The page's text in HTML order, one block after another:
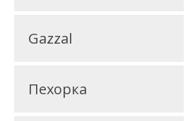
Gazzal
Пехорка